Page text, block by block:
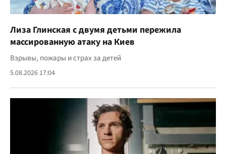
Лиза Глинская с двумя детьми пережила
массированную атаку на Киев
Взрывы, пожары и страх за детей
5.08.2026 17:04